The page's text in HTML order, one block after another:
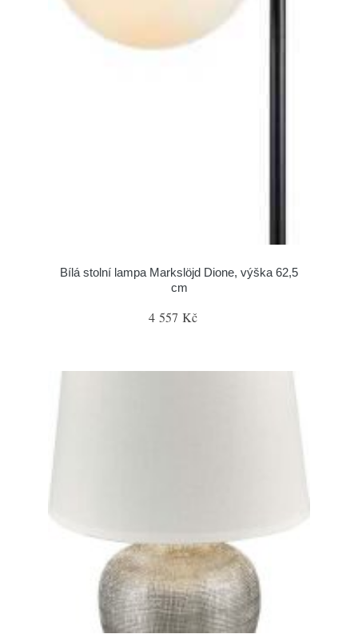
Bílá stolní lampa Markslöjd Dione, výška 62,5
cm
4 557 Kč